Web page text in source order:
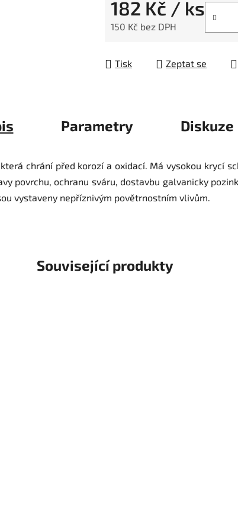
182 Kč / ks
150 Kč bez DPH
Tisk Zeptat se
Parametry Diskuze
chrání před korozí a oxidací. Má vysokou krycí
povrchu, ochranu sváru, dostavbu galvanicky
vystaveny nepříznivým povětrnostním vlivům.
Související produkty